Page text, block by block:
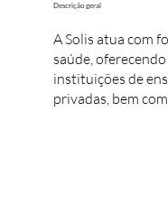
Descrição geral
A Solis atua com
saúde,
instituições de
privadas, bem